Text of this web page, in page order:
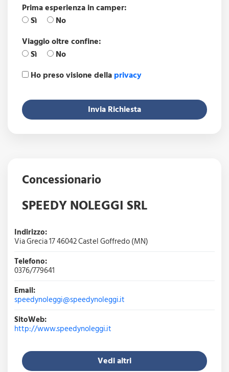
Prima esperienza in camper:
Sì
No
Viaggio oltre confine:
Sì
No
Ho preso visione dellaprivacy
Invia Richiesta
Concessionario
SPEEDY NOLEGGI SRL
Indirizzo:
Via Grecia 17 46042 Castel Goffredo (MN)
Telefono:
0376/779641
Email:
speedynoleggi@speedynoleggi.it
SitoWeb:
http://www.speedynoleggi.it
Vedi altri